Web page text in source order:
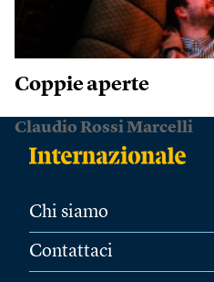
Coppie aperte
Claudio Rossi Marcelli
Chi siamo
Contattaci